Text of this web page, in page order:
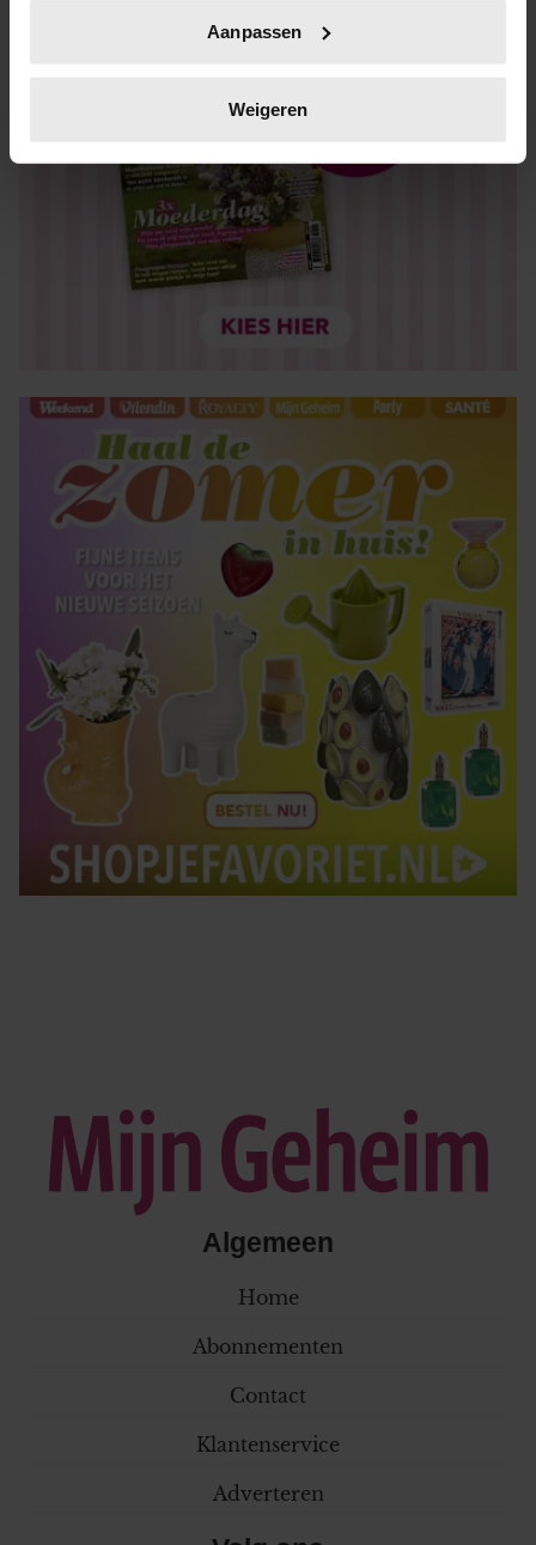
op specifieke eigenschappen (fingerprinting)
verwerkt en stel uw voorkeuren in het
intrekken in de Cookieverklaring.
We gebruiken cookies om content en advertenties te
personaliseren, om functies voor social media te bieden
en om ons websiteverkeer te analyseren. Ook delen we
partners voor social media, adverteren en analyse. Deze
verzameld op basis van uw gebruik van hun services. U
gaat akkoord met onze cookies als u onze website blijft
gebruiken.
Aanpassen
Weigeren
Algemeen
Home
Abonnementen
Contact
Klantenservice
Adverteren